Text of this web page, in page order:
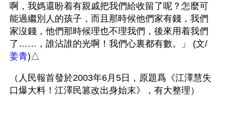
啊，我媽還盼着有親戚把我們給收留了呢？怎麼可
能過繼別人的孩子，而且那時候他們家有錢，我們
家沒錢，他們那時候理也不理我們，後來用着我們
了……，誰沾誰的光啊！我們心裏都有數。」 (文/
姜青)△
（人民報首發於2003年6月5日，原題爲《江澤慧失